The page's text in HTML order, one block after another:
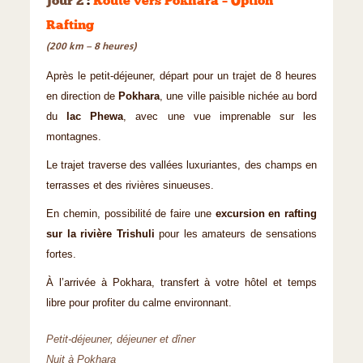
Rafting
(200 km – 8 heures)
Après le petit-déjeuner, départ pour un trajet de 8 heures
en direction de Pokhara, une ville paisible nichée au bord
du
lac Phewa, avec une vue imprenable sur les
montagnes.
Le trajet traverse des vallées luxuriantes, des champs en
terrasses et des rivières sinueuses.
En chemin, possibilité de faire une excursion en rafting
sur la rivière Trishuli pour les amateurs de sensations
fortes.
À l’arrivée à Pokhara, transfert à votre hôtel et temps
libre pour profiter du calme environnant.
Petit-déjeuner, déjeuner et dîner
Nuit à Pokhara